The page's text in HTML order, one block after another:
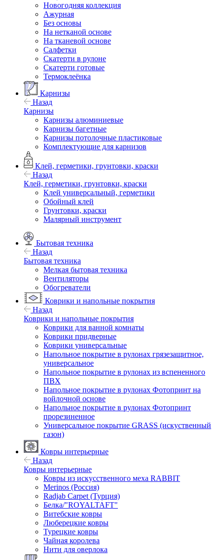
Новогодняя коллекция
Ажурная
Без основы
На нетканой основе
На тканевой основе
Салфетки
Скатерти в рулоне
Скатерти готовые
Термоклеёнка
Карнизы
Назад
Карнизы
Карнизы алюминиевые
Карнизы багетные
Карнизы потолочные пластиковые
Комплектующие для карнизов
Клей, герметики, грунтовки, краски
Назад
Клей, герметики, грунтовки, краски
Клей универсальный, герметики
Обойный клей
Грунтовки, краски
Малярный инструмент
Бытовая техника
Назад
Бытовая техника
Мелкая бытовая техника
Вентиляторы
Обогреватели
Коврики и напольные покрытия
Назад
Коврики и напольные покрытия
Коврики для ванной комнаты
Коврики придверные
Коврики универсальные
Напольное покрытие в рулонах грязезащитное,
универсальное
Напольное покрытие в рулонах из вспененного
ПВХ
Напольное покрытие в рулонах Фотопринт на
войлочной основе
Напольное покрытие в рулонах Фотопринт
прорезиненное
Универсальное покрытие GRASS (искуственный
газон)
Ковры интерьерные
Назад
Ковры интерьерные
Ковры из искусственного меха RABBIT
Merinos (Россия)
Radjab Carpet (Турция)
Белка/"ROYALTAFT"
Витебские ковры
Люберецкие ковры
Турецкие ковры
Чайная королева
Нити для оверлока